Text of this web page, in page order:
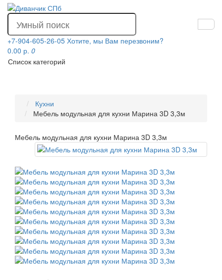
+7-904-605-26-05 Хотите, мы Вам перезвоним?
0.00 р. 0
Список категорий
Кухни
Мебель модульная для кухни Марина 3D 3,3м
Мебель модульная для кухни Марина 3D 3,3м